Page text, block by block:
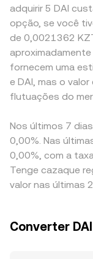
adquirir 5 DAI
opção, se você
de 0,0021362
fornecem uma
e DAI, mas o
flutuações do
Nos últimos 7
0,00%. Nas
0,00%, com a
Tenge cazaque
valor nas últimas
Converter